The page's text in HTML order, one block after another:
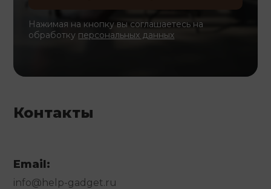
Нажимая на кнопку вы соглашаетесь на
обработку персональных данных
Контакты
Email:
info@help-gadget.ru